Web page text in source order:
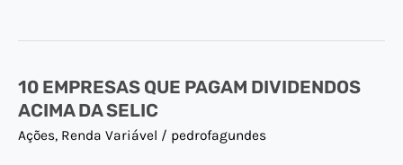
10 EMPRESAS QUE PAGAM DIVIDENDOS
ACIMA DA SELIC
Ações, Renda Variável / pedrofagundes
10
EMPRESAS
QUE